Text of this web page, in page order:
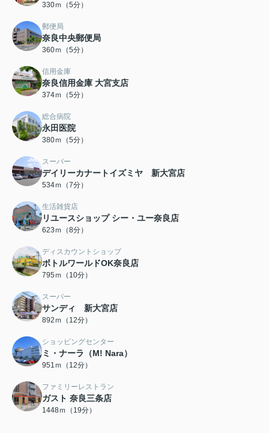
330ｍ（5分）
郵便局
奈良中央郵便局
360ｍ（5分）
信用金庫
奈良信用金庫 大宮支店
374ｍ（5分）
総合病院
永田医院
380ｍ（5分）
スーパー
デイリーカナートイズミヤ 新大宮店
534ｍ（7分）
生活雑貨店
リユースショップ シー・ユー奈良店
623ｍ（8分）
ディスカウントショップ
ボトルワールドOK奈良店
795ｍ（10分）
スーパー
サンディ 新大宮店
892ｍ（12分）
ショッピングセンター
ミ・ナーラ（M! Nara）
951ｍ（12分）
ファミリーレストラン
ガスト 奈良三条店
1448ｍ（19分）